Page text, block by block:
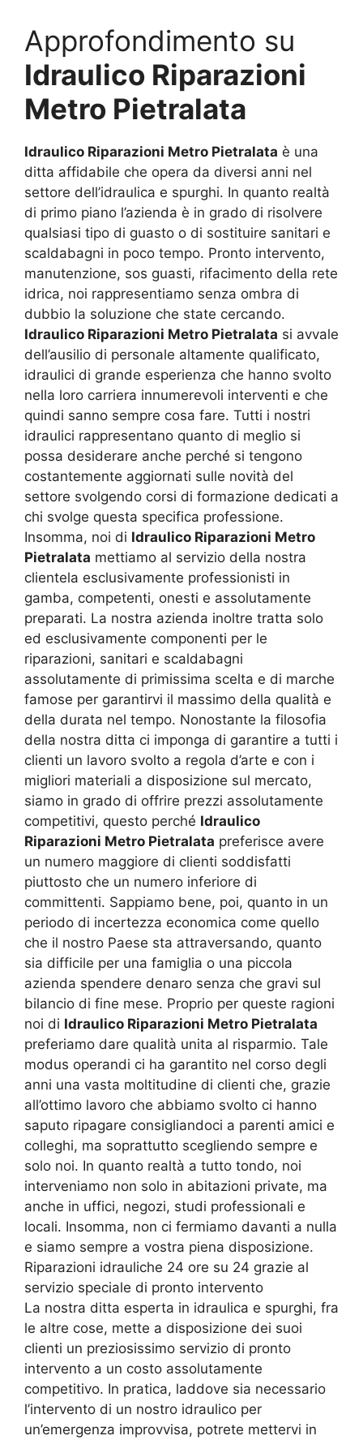
Approfondimento su
Idraulico Riparazioni
Metro Pietralata
Idraulico Riparazioni Metro Pietralata è una
ditta affidabile che opera da diversi anni nel
settore dell’idraulica e spurghi. In quanto realtà
di primo piano l’azienda è in grado di risolvere
qualsiasi tipo di guasto o di sostituire sanitari e
scaldabagni in poco tempo. Pronto intervento,
manutenzione, sos guasti, rifacimento della rete
idrica, noi rappresentiamo senza ombra di
dubbio la soluzione che state cercando.
Idraulico Riparazioni Metro Pietralata si avvale
dell’ausilio di personale altamente qualificato,
idraulici di grande esperienza che hanno svolto
nella loro carriera innumerevoli interventi e che
quindi sanno sempre cosa fare. Tutti i nostri
idraulici rappresentano quanto di meglio si
possa desiderare anche perché si tengono
costantemente aggiornati sulle novità del
settore svolgendo corsi di formazione dedicati a
chi svolge questa specifica professione.
Insomma, noi di Idraulico Riparazioni Metro
Pietralata mettiamo al servizio della nostra
clientela esclusivamente professionisti in
gamba, competenti, onesti e assolutamente
preparati. La nostra azienda inoltre tratta solo
ed esclusivamente componenti per le
riparazioni, sanitari e scaldabagni
assolutamente di primissima scelta e di marche
famose per garantirvi il massimo della qualità e
della durata nel tempo. Nonostante la filosofia
della nostra ditta ci imponga di garantire a tutti i
clienti un lavoro svolto a regola d’arte e con i
migliori materiali a disposizione sul mercato,
siamo in grado di offrire prezzi assolutamente
competitivi, questo perché Idraulico
Riparazioni Metro Pietralata preferisce avere
un numero maggiore di clienti soddisfatti
piuttosto che un numero inferiore di
committenti. Sappiamo bene, poi, quanto in un
periodo di incertezza economica come quello
che il nostro Paese sta attraversando, quanto
sia difficile per una famiglia o una piccola
azienda spendere denaro senza che gravi sul
bilancio di fine mese. Proprio per queste ragioni
noi di Idraulico Riparazioni Metro Pietralata
preferiamo dare qualità unita al risparmio. Tale
modus operandi ci ha garantito nel corso degli
anni una vasta moltitudine di clienti che, grazie
all’ottimo lavoro che abbiamo svolto ci hanno
saputo ripagare consigliandoci a parenti amici e
colleghi, ma soprattutto scegliendo sempre e
solo noi. In quanto realtà a tutto tondo, noi
interveniamo non solo in abitazioni private, ma
anche in uffici, negozi, studi professionali e
locali. Insomma, non ci fermiamo davanti a nulla
e siamo sempre a vostra piena disposizione.
Riparazioni idrauliche 24 ore su 24 grazie al
servizio speciale di pronto intervento
La nostra ditta esperta in idraulica e spurghi, fra
le altre cose, mette a disposizione dei suoi
clienti un preziosissimo servizio di pronto
intervento a un costo assolutamente
competitivo. In pratica, laddove sia necessario
l’intervento di un nostro idraulico per
un’emergenza improvvisa, potrete mettervi in